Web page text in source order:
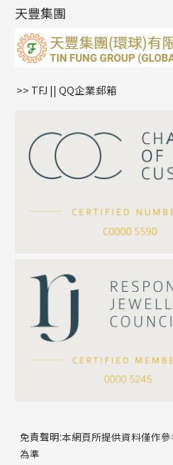
公司名稱
聯絡電話
雙十字鏈系列
水波鏈系列
蛇骨鏈系列
鏈尾系列
嘴唇鏈系列
S車花鏈系列
珍珠鏈系列
坦克鏈系列
滿天星鏈系列
方假繩鏈系列
耳環扣系列
耳綫/耳鈎系列
耳環爪頭
耳環
字母吊墜
相盒吊墜
項鏈吊墜
生肖吊墜
星座吊墜
珠扣
天豐集團
>> TFJ || QQ企業郵箱
免責聲明:本網頁所提供資料僅作
為準